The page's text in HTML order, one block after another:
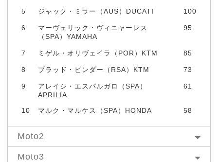
5 ジャック・ミラー（AUS）DUCATI 100
6
マーヴェリック・ヴィニャーレス
（SPA）YAMAHA
95
7 ミゲル・オリヴェイラ（POR）KTM 85
8 ブラッド・ビンダー（RSA）KTM 73
9
アレイシ・エスパルガロ（SPA）
APRILIA
61
10 マルク・マルケス（SPA）HONDA 58
Moto2
Moto3